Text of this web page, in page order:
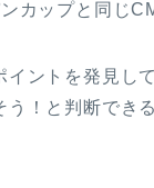
カップと同じ
ントを発見し
う！と判断できる